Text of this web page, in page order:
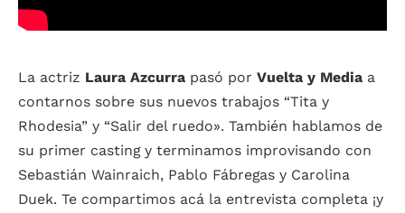
La actriz Laura Azcurra pasó por Vuelta y Media a
contarnos sobre sus nuevos trabajos “Tita y
Rhodesia” y “Salir del ruedo». También hablamos de
su primer casting y terminamos improvisando con
Sebastián Wainraich, Pablo Fábregas y Carolina
Duek. Te compartimos acá la entrevista completa ¡y